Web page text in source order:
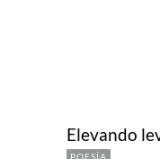
Elevando
POESÍA